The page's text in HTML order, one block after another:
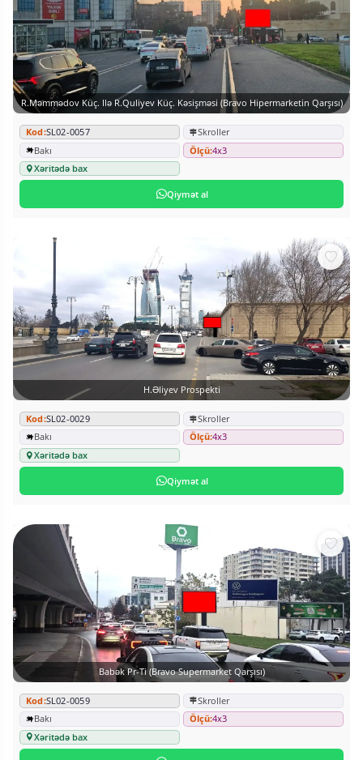
R.Məmmədov Küç. Ilə R.Quliyev Küç. Kəsişməsi (Bravo Hipermarketin Qarşısı)
Kod:SL02-0057
Skroller
Bakı
Ölçü:4x3
Xəritədə bax
Qiymət al
H.Əliyev Prospekti
Kod:SL02-0029
Skroller
Bakı
Ölçü:4x3
Xəritədə bax
Qiymət al
Babək Pr-Ti (Bravo Supermarket Qarşısı)
Kod:SL02-0059
Skroller
Bakı
Ölçü:4x3
Xəritədə bax